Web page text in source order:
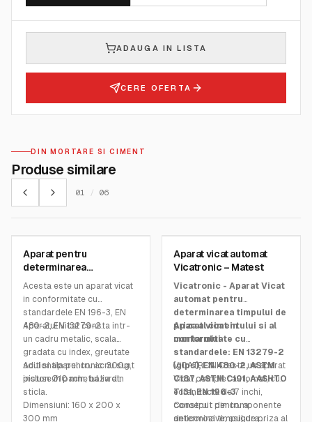
ADAUGA IN LISTA
CERE OFERTA
DIN MORTARE SI CIMENT
Produse similare
01 / 06
SKU:E055N
Aparat pentru
determinarea
consistentei cimentului-
Matest
Acesta este un aparat vicat
in conformitate cu
standardele EN 196-3, EN
480-2, EN 13279-2.
Aparatul Vicat consta intr-
un cadru metalic, scala
gradata cu index, greutate
aditionala pentru ac 300g,
piston Ø10 mm, baza din
sticla.
Acul si tiparul conic nu sunt
incluse in pachetul livrat.
Dimensiuni: 160 x 200 x
300 mm
SKU:E044A
Aparat vicat automat
Vicatronic – Matest
Vicatronic - Aparat Vicat
automat pentru
determinarea timpului de
priza al cimentului si al
mortarului
Aparat vicat in
conformitate cu
standardele: EN 13279-2
(gips), EN 480-2, ASTM
C187, ASTM C191, AASHTO
T131, EN 196-3
VICATRONIC este un aparat
Vicat complet automat, cu
ecran tactil de 7 inchi,
conceput pentru a
determina timpul de priza al
Construit din componente
anticorozive, asigura